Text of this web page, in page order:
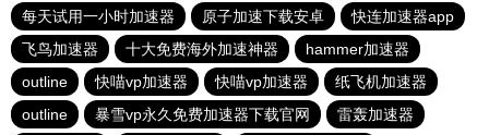
每天试用一小时加速器
原子加速下载安卓
快连加速器app
飞鸟加速器
十大免费海外加速神器
hammer加速器
outline
快喵vp加速器 快喵vp加速器
纸飞机加速器
outline
暴雪vp永久免费加速器下载官网
雷轰加速器